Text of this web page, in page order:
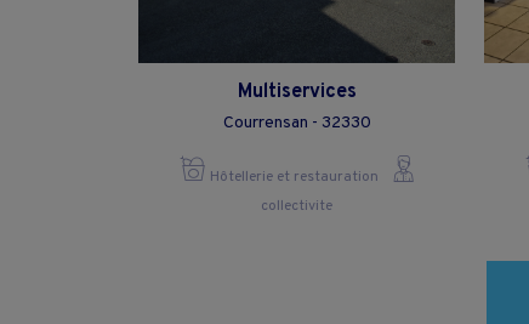
Multiservices
Courrensan - 32330
Hôtellerie et restauration
collectivite